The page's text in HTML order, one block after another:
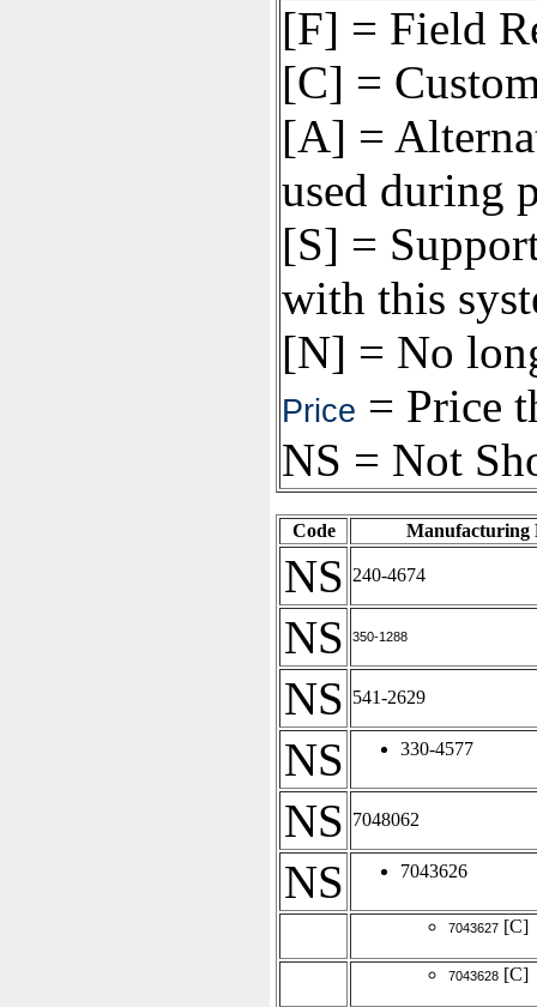
[F] = Field
[C] =
[A] =
used during
[S] =
with this
[N] = No
Price = Price
NS = Not
Code Manufacturing
NS 240-4674
NS 350-1288
NS 541-2629
NS 330-4577
NS 7048062
NS 7043626
7043627 [C]
7043628 [C]